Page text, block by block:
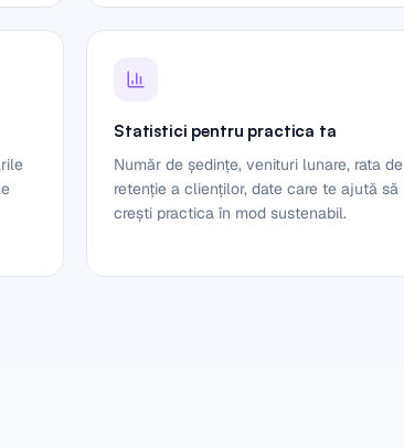
Statistici pentru practica ta
Număr de ședințe, venituri lunare, rata de
retenție a clienților, date care te ajută să
crești practica în mod sustenabil.